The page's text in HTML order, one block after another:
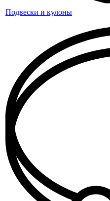
Подвески и кулоны